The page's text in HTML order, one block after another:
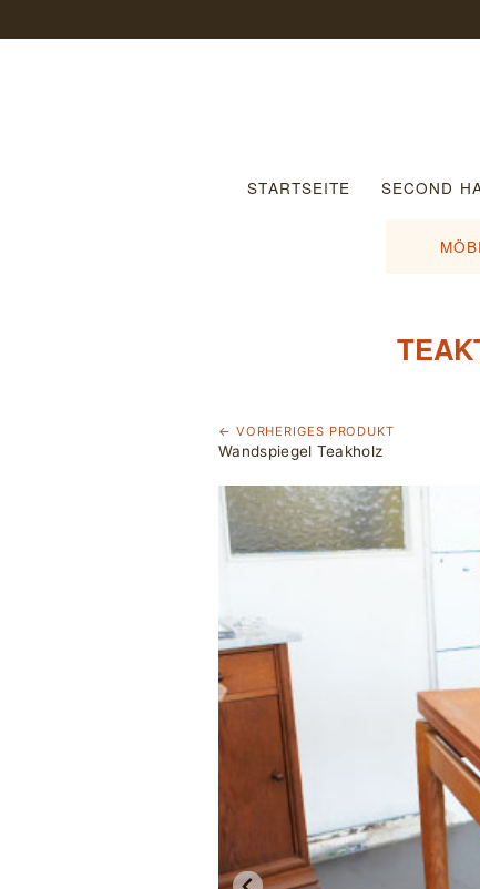
STARTSEITE SECOND
← VORHERIGES PRODUKT
Wandspiegel Teakholz